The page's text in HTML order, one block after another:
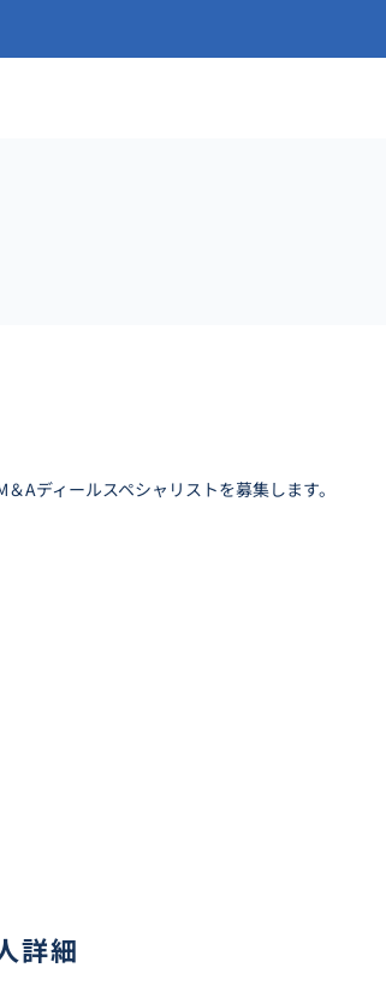
Aディールスペシャリストを募集します。
詳細